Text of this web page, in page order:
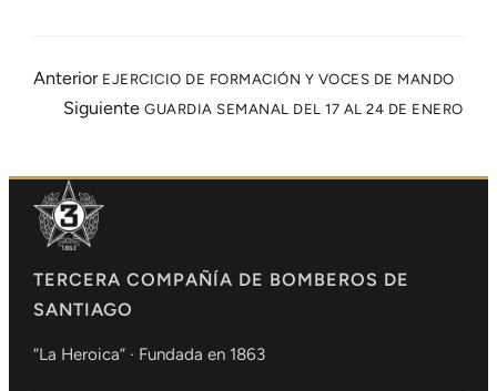
Anterior EJERCICIO DE FORMACIÓN Y VOCES DE MANDO
Siguiente GUARDIA SEMANAL DEL 17 AL 24 DE ENERO
TERCERA COMPAÑÍA DE BOMBEROS DE
SANTIAGO
“La Heroica” · Fundada en 1863